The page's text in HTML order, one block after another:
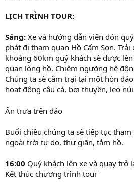
LỊCH TRÌNH TOUR:
Sáng: Xe và hướng dẫn viên đón
phát đi tham quan Hồ Cấm Sơn.
khoảng 60km quý khách sẽ được
quan lòng hồ. Chiêm ngưỡng hệ
Chúng ta sẽ cắm trại tại một hòn
hoạt động câu cá, bơi thuyền, leo
Ăn trưa trên đảo
Buổi chiều chúng ta sẽ tiếp tục
ngoài trời tự do, thư giãn, tắm hồ.
16:00 Quý khách lên xe và quay trở
Kết thúc chương trình tour